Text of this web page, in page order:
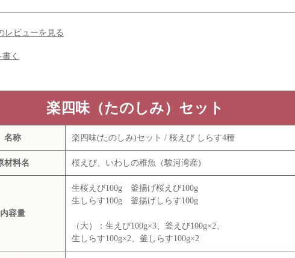
レビューを見る
く
楽四味（たのしみ）セット
名称 楽四味(たのしみ)セット / 桜えび しらす4種
材料名 桜えび、いわしの稚魚（駿河湾産)
内容量
生桜えび100g 釜揚げ桜えび100g
生しらす100g 釜揚げしらす100g
（大）：生えび100g×3、釜えび100g×2、
生しらす100g×2、釜しらす100g×2